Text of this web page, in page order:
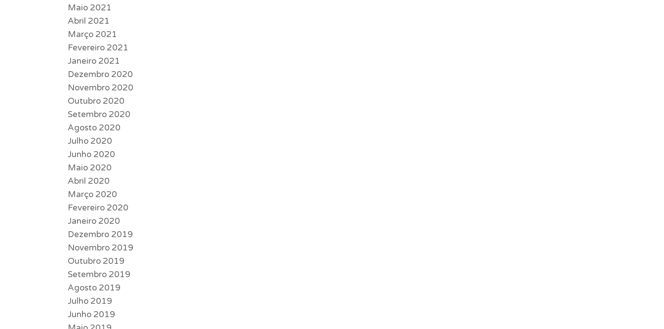
Maio 2021
Abril 2021
Março 2021
Fevereiro 2021
Janeiro 2021
Dezembro 2020
Novembro 2020
Outubro 2020
Setembro 2020
Agosto 2020
Julho 2020
Junho 2020
Maio 2020
Abril 2020
Março 2020
Fevereiro 2020
Janeiro 2020
Dezembro 2019
Novembro 2019
Outubro 2019
Setembro 2019
Agosto 2019
Julho 2019
Junho 2019